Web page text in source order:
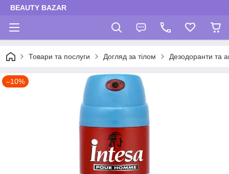
BEAUTY BAZAR
Товари та послуги Догляд за тілом Дезодоранти та
–10%